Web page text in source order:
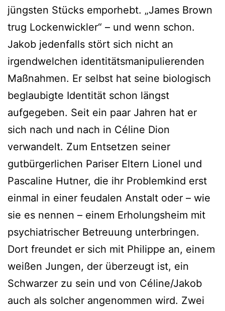
jüngsten Stücks emporhebt. „James Brown
trug Lockenwickler“ – und wenn schon.
Jakob jedenfalls stört sich nicht an
irgendwelchen identitätsmanipulierenden
Maßnahmen. Er selbst hat seine biologisch
beglaubigte Identität schon längst
aufgegeben. Seit ein paar Jahren hat er
sich nach und nach in Céline Dion
verwandelt. Zum Entsetzen seiner
gutbürgerlichen Pariser Eltern Lionel und
Pascaline Hutner, die ihr Problemkind erst
einmal in einer feudalen Anstalt oder – wie
sie es nennen – einem Erholungsheim mit
psychiatrischer Betreuung unterbringen.
Dort freundet er sich mit Philippe an, einem
weißen Jungen, der überzeugt ist, ein
Schwarzer zu sein und von Céline/Jakob
auch als solcher angenommen wird. Zwei